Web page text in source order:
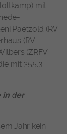
mit
Paetzold (RV
(RV
(ZRFV
mit 355,3
in der
Jahr kein